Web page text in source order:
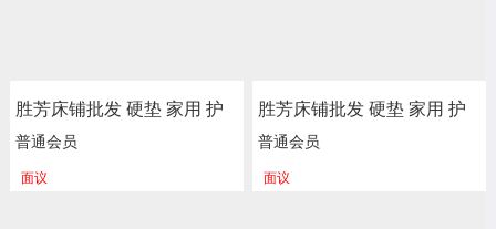
胜芳床铺批发 硬垫 家用 护
脊 独立 床垫 床褥子 弹簧垫
软垫 单人床垫 双人垫 学生
普通会员
面议
胜芳床铺批发 硬垫 家用 护
脊 独立 床垫 床褥子 弹簧垫
软垫 单人床垫 双人垫 学生
普通会员
面议